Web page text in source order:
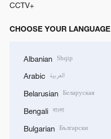
CCTV+
CHOOSE YOUR LANGUAGE
Albanian Shqip
Arabic العربية
Belarusian Беларуская
Bengali বাংলা
Bulgarian Български